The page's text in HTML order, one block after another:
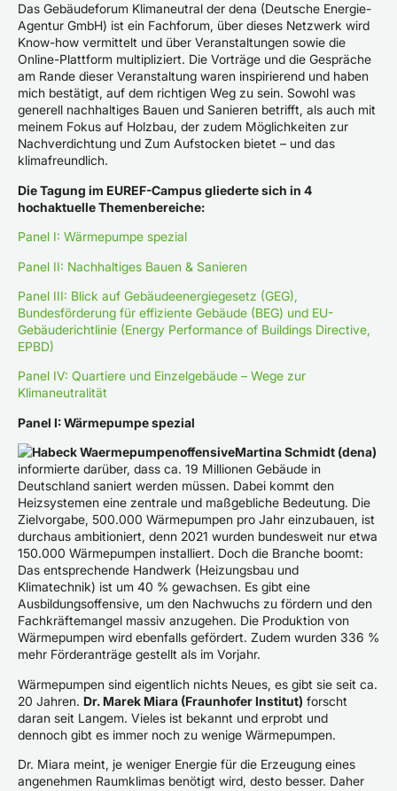
Das Gebäudeforum Klimaneutral der dena (Deutsche Energie-
Agentur GmbH) ist ein Fachforum, über dieses Netzwerk wird
Know-how vermittelt und über Veranstaltungen sowie die
Online-Plattform multipliziert. Die Vorträge und die Gespräche
am Rande dieser Veranstaltung waren inspirierend und haben
mich bestätigt, auf dem richtigen Weg zu sein. Sowohl was
generell nachhaltiges Bauen und Sanieren betrifft, als auch mit
meinem Fokus auf Holzbau, der zudem Möglichkeiten zur
Nachverdichtung und Zum Aufstocken bietet – und das
klimafreundlich.
Die Tagung im EUREF-Campus gliederte sich in 4
hochaktuelle Themenbereiche:
Panel I: Wärmepumpe spezial
Panel II: Nachhaltiges Bauen & Sanieren
Panel III: Blick auf Gebäudeenergiegesetz (GEG),
Bundesförderung für effiziente Gebäude (BEG) und EU-
Gebäuderichtlinie (Energy Performance of Buildings Directive,
EPBD)
Panel IV: Quartiere und Einzelgebäude – Wege zur
Klimaneutralität
Panel I: Wärmepumpe spezial
Martina Schmidt (dena)
informierte darüber, dass ca. 19 Millionen Gebäude in
Deutschland saniert werden müssen. Dabei kommt den
Heizsystemen eine zentrale und maßgebliche Bedeutung. Die
Zielvorgabe, 500.000 Wärmepumpen pro Jahr einzubauen, ist
durchaus ambitioniert, denn 2021 wurden bundesweit nur etwa
150.000 Wärmepumpen installiert. Doch die Branche boomt:
Das entsprechende Handwerk (Heizungsbau und
Klimatechnik) ist um 40 % gewachsen. Es gibt eine
Ausbildungsoffensive, um den Nachwuchs zu fördern und den
Fachkräftemangel massiv anzugehen. Die Produktion von
Wärmepumpen wird ebenfalls gefördert. Zudem wurden 336 %
mehr Förderanträge gestellt als im Vorjahr.
Wärmepumpen sind eigentlich nichts Neues, es gibt sie seit ca.
20 Jahren. Dr. Marek Miara (Fraunhofer Institut) forscht
daran seit Langem. Vieles ist bekannt und erprobt und
dennoch gibt es immer noch zu wenige Wärmepumpen.
Dr. Miara meint, je weniger Energie für die Erzeugung eines
angenehmen Raumklimas benötigt wird, desto besser. Daher